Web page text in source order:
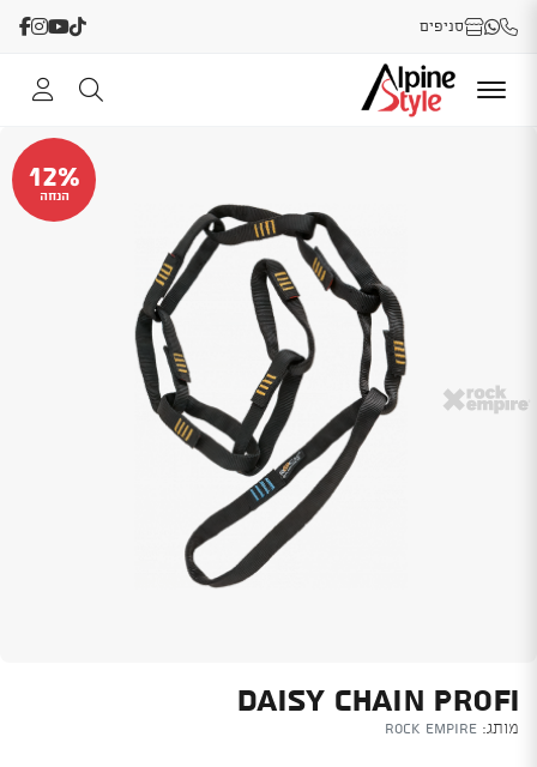
סניפים
DAISY CHAIN PROFI
מותג: Rock Empire
12%
הנחה